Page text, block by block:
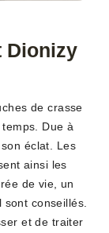
Dionizy
de crasse
Due à
éclat. Les
ainsi les
de vie, un
sont conseillés.
et de traiter